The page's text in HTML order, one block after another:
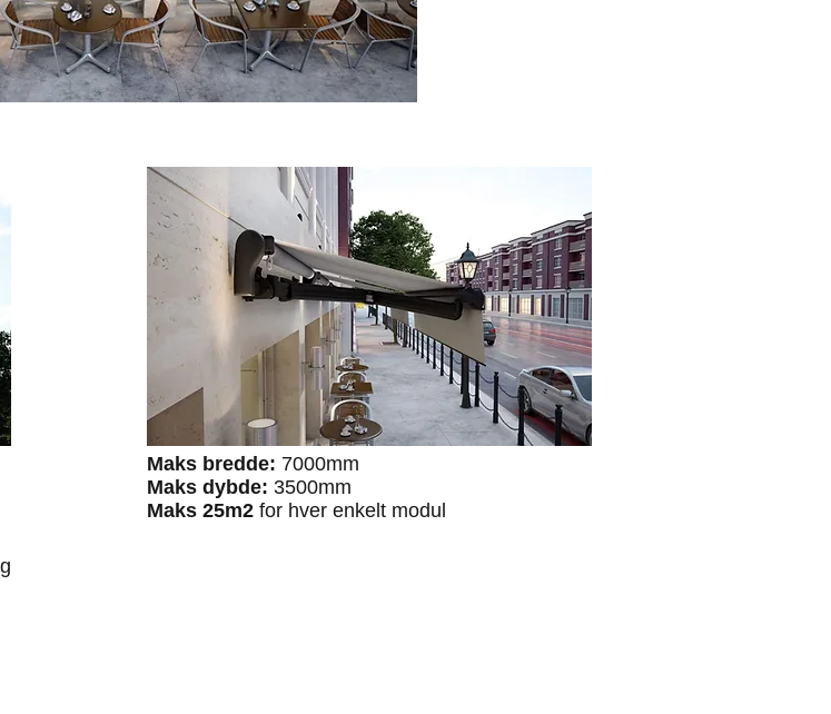
Maks bredde: 7000mm
Maks dybde: 3500mm
Maks 25m2 for hver enkelt modul